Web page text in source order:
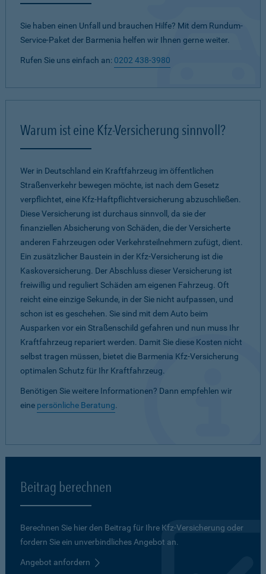
Sie haben einen Unfall und brauchen Hilfe? Mit dem Rundum-
Service-Paket der Barmenia helfen wir Ihnen gerne weiter.
Rufen Sie uns einfach an: 0202 438-3980
Warum ist eine Kfz-Versicherung sinnvoll?
Wer in Deutschland ein Kraftfahrzeug im öffentlichen
Straßenverkehr bewegen möchte, ist nach dem Gesetz
verpflichtet, eine Kfz-Haftpflichtversicherung abzuschließen.
Diese Versicherung ist durchaus sinnvoll, da sie der
finanziellen Absicherung von Schäden, die der Versicherte
anderen Fahrzeugen oder Verkehrsteilnehmern zufügt, dient.
Ein zusätzlicher Baustein in der Kfz-Versicherung ist die
Kaskoversicherung. Der Abschluss dieser Versicherung ist
freiwillig und reguliert Schäden am eigenen Fahrzeug. Oft
reicht eine einzige Sekunde, in der Sie nicht aufpassen, und
schon ist es geschehen. Sie sind mit dem Auto beim
Ausparken vor ein Straßenschild gefahren und nun muss Ihr
Kraftfahrzeug repariert werden. Damit Sie diese Kosten nicht
selbst tragen müssen, bietet die Barmenia Kfz-Versicherung
optimalen Schutz für Ihr Kraftfahrzeug.
Benötigen Sie weitere Informationen? Dann empfehlen wir
eine persönliche Beratung.
Beitrag berechnen
Berechnen Sie hier den Beitrag für Ihre Kfz-Versicherung oder
fordern Sie ein unverbindliches Angebot an.
Angebot anfordern